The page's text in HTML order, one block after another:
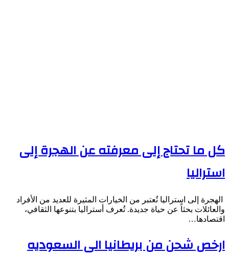
كل ما تحتاج إلى معرفته عن الهجرة إلى
استراليا
الهجرة إلى استراليا تُعتبر من الخيارات المثيرة للعديد من الأفراد
والعائلات بحثاً عن حياة جديدة. تُعرف أستراليا بتنوعها الثقافي،
اقتصادها…
ارخص شحن من بريطانيا الى السعوديه